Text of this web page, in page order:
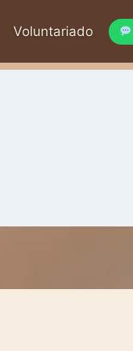
Voluntariado